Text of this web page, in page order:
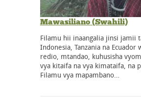
Mawasiliano (Swahili)
Filamu hii inaangalia jinsi jamii
Indonesia, Tanzania na Ecuador
redio, mtandao, kuhusisha
vya kitaifa na vya kimataifa, na
Filamu vya mapambano…